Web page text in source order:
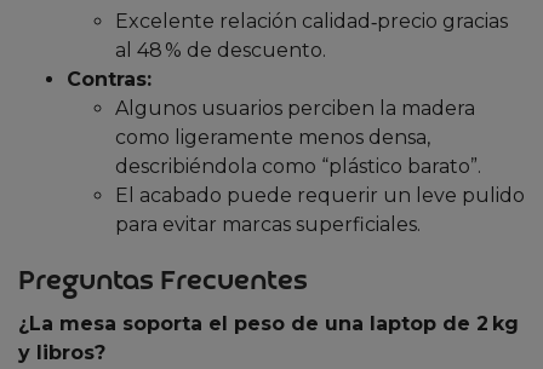
Excelente relación calidad‑precio gracias
al 48 % de descuento.
Contras:
Algunos usuarios perciben la madera
como ligeramente menos densa,
describiéndola como “plástico barato”.
El acabado puede requerir un leve pulido
para evitar marcas superficiales.
Preguntas Frecuentes
¿La mesa soporta el peso de una laptop de 2 kg
y libros?